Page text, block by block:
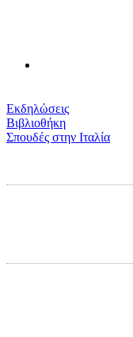
Εκδηλώσεις
Βιβλιοθήκη
Σπουδές στην Ιταλία